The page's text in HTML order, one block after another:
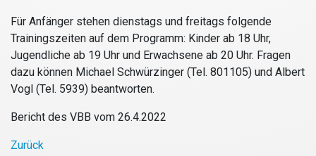
Für Anfänger stehen dienstags und freitags folgende
Trainingszeiten auf dem Programm: Kinder ab 18 Uhr,
Jugendliche ab 19 Uhr und Erwachsene ab 20 Uhr. Fragen
dazu können Michael Schwürzinger (Tel. 801105) und Albert
Vogl (Tel. 5939) beantworten.
Bericht des VBB vom 26.4.2022
Zurück